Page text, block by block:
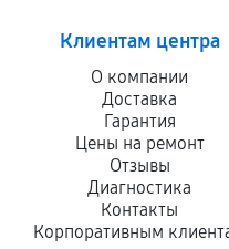
Клиентам центра
О компании
Доставка
Гарантия
Цены на ремонт
Отзывы
Диагностика
Контакты
Корпоративным